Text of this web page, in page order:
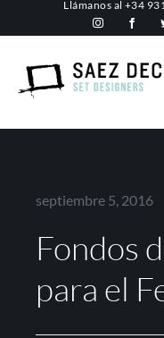
al
contenido
Llámanos al +34
septiembre 5, 2016
Fondos
para el